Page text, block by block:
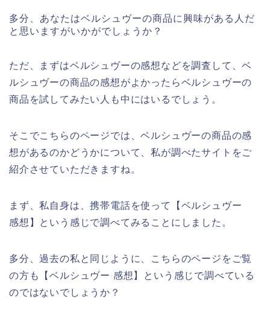
多分、あなたはベルシュヴーの商品に興味がある人だ
と思いますがいかがでしょうか？
ただ、まずはベルシュヴーの感想などを調査して、ベ
ルシュヴーの商品の感想がよかったらベルシュヴーの
商品を試してみたい人も中にはいるでしょう。
そこでこちらのページでは、ベルシュヴーの商品の感
想があるのかどうかについて、私が調べたサイトをご
紹介させていただきますね。
まず、私自身は、携帯電話を使って【ベルシュヴー
感想】という感じで調べてみることにしました。
多分、過去の私と同じように、こちらのページをご覧
の方も【ベルシュヴー 感想】という感じで調べている
のではないでしょうか？